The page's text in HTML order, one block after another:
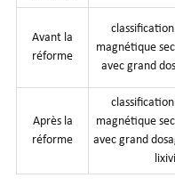
Avant la
réforme
magnétique
avec grand
Après la
réforme
magnétique
avec grand